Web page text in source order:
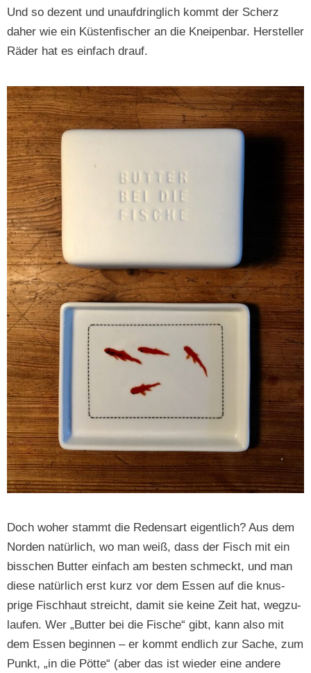
Und so dezent und unauf­dringlich kommt der Scherz
daher wie ein Küsten­fis­ch­er an die Kneipen­bar. Her­steller
Räder hat es ein­fach drauf.
Doch woher stammt die Reden­sart eigentlich? Aus dem
Nor­den natür­lich, wo man weiß, dass der Fisch mit ein
biss­chen But­ter ein­fach am besten schmeckt, und man
diese natür­lich erst kurz vor dem Essen auf die knus­
prige Fis­chhaut stre­icht, damit sie keine Zeit hat, wegzu­
laufen. Wer „But­ter bei die Fis­che“ gibt, kann also mit
dem Essen begin­nen – er kommt endlich zur Sache, zum
Punkt, „in die Pötte“ (aber das ist wieder eine andere